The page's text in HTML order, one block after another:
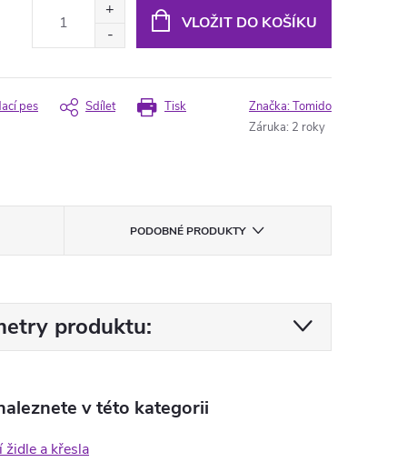
VLOŽIT DO KOŠÍKU
Tisk
pes Sdílet Značka:Tomido
Záruka: 2 roky
PODOBNÉ PRODUKTY
produktu:
v této kategorii
židle a křesla